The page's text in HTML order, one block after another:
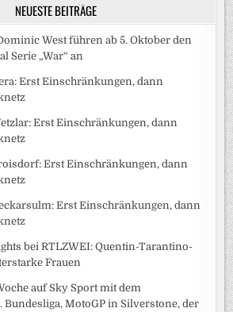
NEUESTE BEITRÄGE
West führen ab 5. Oktober den
Serie „War“ an
Erst Einschränkungen, dann
Erst Einschränkungen, dann
Erst Einschränkungen, dann
Erst Einschränkungen, dann
bei RTLZWEI: Quentin-Tarantino-
Frauen
auf Sky Sport mit dem
Bundesliga, MotoGP in Silverstone, der